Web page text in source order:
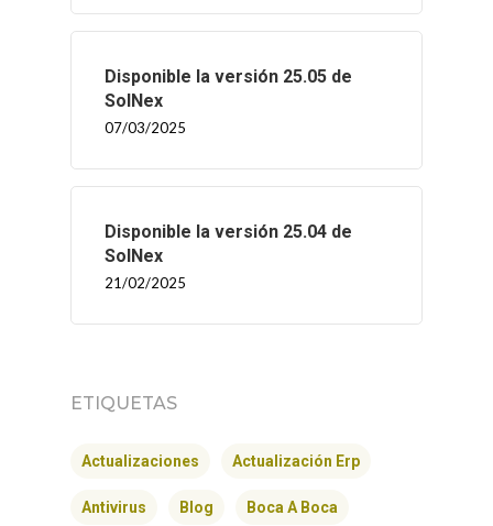
Disponible la versión 25.05 de
SolNex
07/03/2025
Disponible la versión 25.04 de
SolNex
21/02/2025
ETIQUETAS
Actualizaciones Actualización Erp
Antivirus Blog Boca A Boca
SERVICIOS